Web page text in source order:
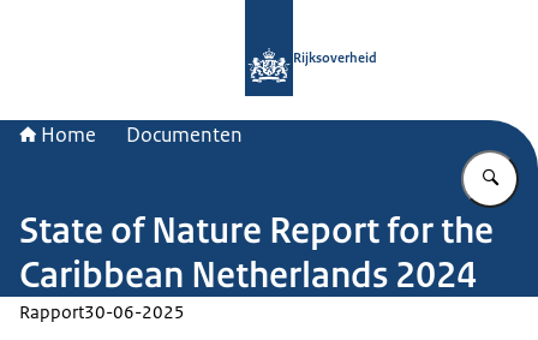
Rijksoverheid
Home Documenten
State of Nature Report for the
Caribbean Netherlands 2024
Rapport30-06-2025